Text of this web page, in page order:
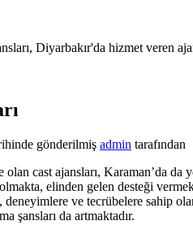
Diyarbakır'da hizmet veren
gönderilmiş admin tarafından
cast ajansları, Karaman’da
olmakta, elinden gelen desteği
deneyimlere ve tecrübelere
şansları da artmaktadır.